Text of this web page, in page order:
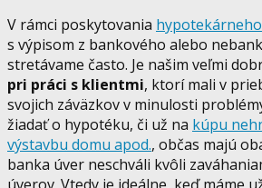
V rámci poskytovania
s výpisom z bankového alebo
stretávame často. Je našim veľmi
pri práci s klientmi, ktorí mali v
svojich záväzkov v minulosti
žiadať o hypotéku, či už na kúpu
výstavbu domu apod., občas majú
banka úver neschváli kvôli